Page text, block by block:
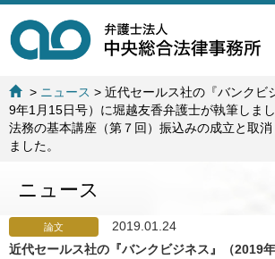
> ニュース >近代セールス社の『バンクビ
9年1月15日号）に堀越友香弁護士が執筆しま
法務の基本講座（第７回）振込みの成立と取
ました。
ニュース
論文
2019.01.24
近代セールス社の『バンクビジネス』（2019